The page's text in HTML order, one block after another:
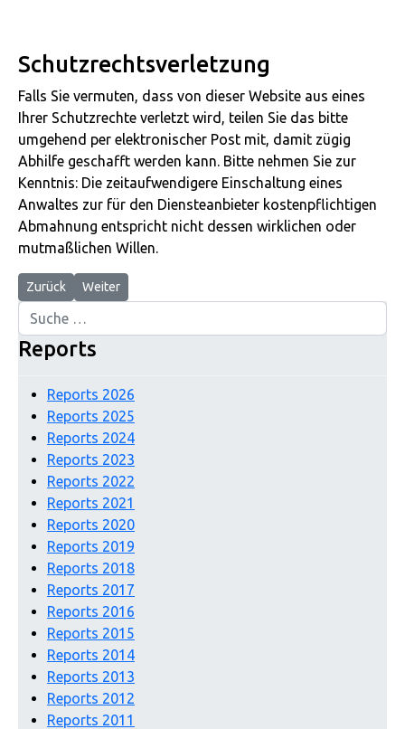
Schutzrechtsverletzung
Falls Sie vermuten, dass von dieser Website aus eines
Ihrer Schutzrechte verletzt wird, teilen Sie das bitte
umgehend per elektronischer Post mit, damit zügig
Abhilfe geschafft werden kann. Bitte nehmen Sie zur
Kenntnis: Die zeitaufwendigere Einschaltung eines
Anwaltes zur für den Diensteanbieter kostenpflichtigen
Abmahnung entspricht nicht dessen wirklichen oder
mutmaßlichen Willen.
Vorheriger Beitrag: Links
Zurück Nächster Beitrag: Weihnachten
Weiter
Suchen
Reports
Reports 2026
Reports 2025
Reports 2024
Reports 2023
Reports 2022
Reports 2021
Reports 2020
Reports 2019
Reports 2018
Reports 2017
Reports 2016
Reports 2015
Reports 2014
Reports 2013
Reports 2012
Reports 2011